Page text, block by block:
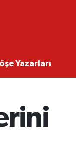
Yazarları